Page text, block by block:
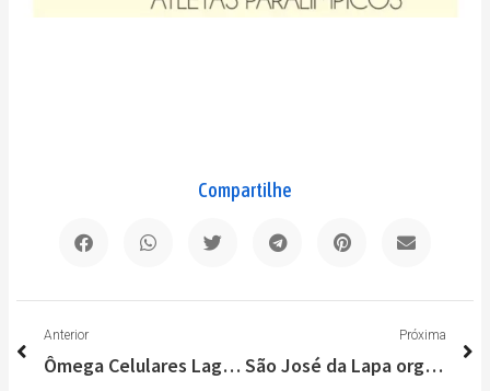
Compartilhe
Anterior
Ômega Celulares Lagoa Santa completa 13 anos inaugurando nova loja
Próxima
São José da Lapa organiza passeio de Mountain Bike Beneficente